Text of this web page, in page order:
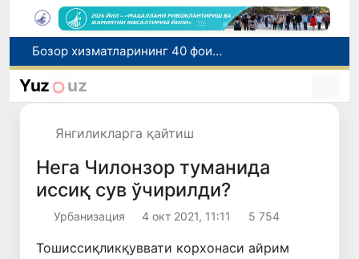
“Мен таниган Ўзбекистон!”
Адолат, холислик, ростлик ва ҳалоллик муҳитини яратишга қаратилган янги қонун тафсилоти
Yuz uz
Янгиликларга қайтиш
Нега Чилонзор туманида
иссиқ сув ўчирилди?
Урбанизация 4 окт 2021, 11:11 5 754
Тошиссиқликқуввати корхонаси айрим